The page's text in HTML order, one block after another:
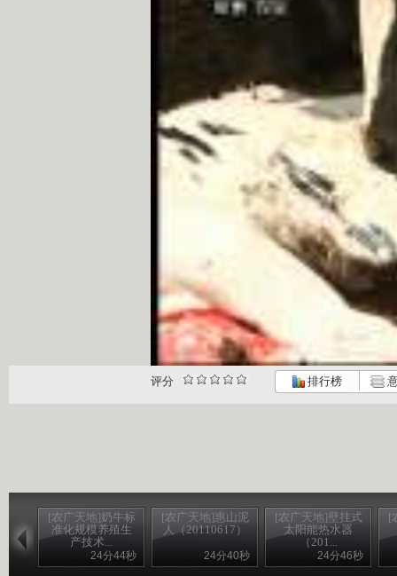
评分 排行榜
[农广天地]奶牛标
准化规模养殖生
产技术...
24分44秒
[农广天地]惠山泥
人（20110617）
24分40秒
[农广天地]壁挂式
太阳能热水器
（201...
24分46秒
[